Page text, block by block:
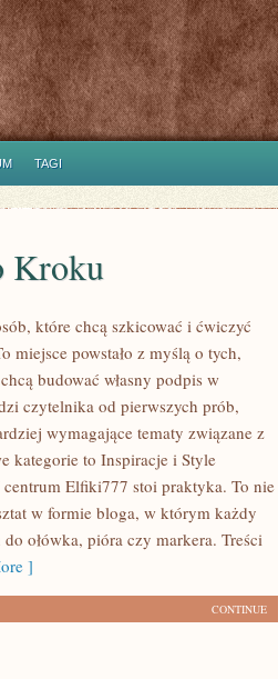
TAGI
Kroku
które chcą szkicować i ćwiczyć
miejsce powstało z myślą o tych,
budować własny podpis w
czytelnika od pierwszych prób,
wymagające tematy związane z
kategorie to Inspiracje i Style
Elfiki777 stoi praktyka. To nie
w formie bloga, w którym każdy
ołówka, pióra czy markera. Treści
]
CONTINUE